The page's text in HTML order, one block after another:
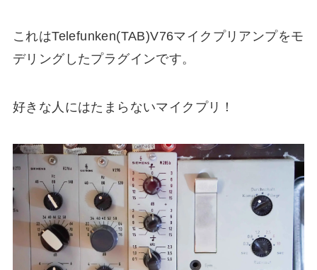
これはTelefunken(TAB)V76マイクプリアンプをモ
デリングしたプラグインです。
好きな人にはたまらないマイクプリ！